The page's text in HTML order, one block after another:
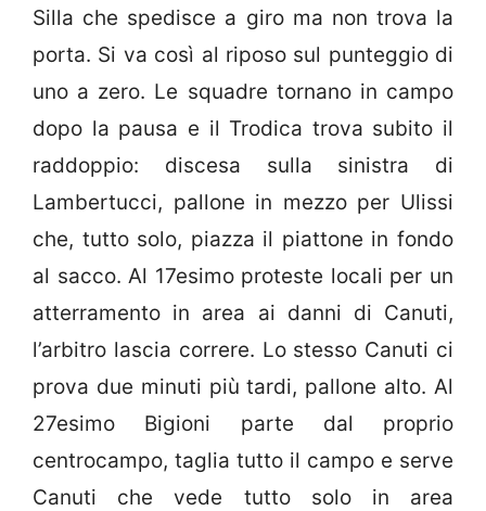
Silla che spedisce a giro ma non trova la
porta. Si va così al riposo sul punteggio di
uno a zero. Le squadre tornano in campo
dopo la pausa e il Trodica trova subito il
raddoppio: discesa sulla sinistra di
Lambertucci, pallone in mezzo per Ulissi
che, tutto solo, piazza il piattone in fondo
al sacco. Al 17esimo proteste locali per un
atterramento in area ai danni di Canuti,
l’arbitro lascia correre. Lo stesso Canuti ci
prova due minuti più tardi, pallone alto. Al
27esimo Bigioni parte dal proprio
centrocampo, taglia tutto il campo e serve
Canuti che vede tutto solo in area